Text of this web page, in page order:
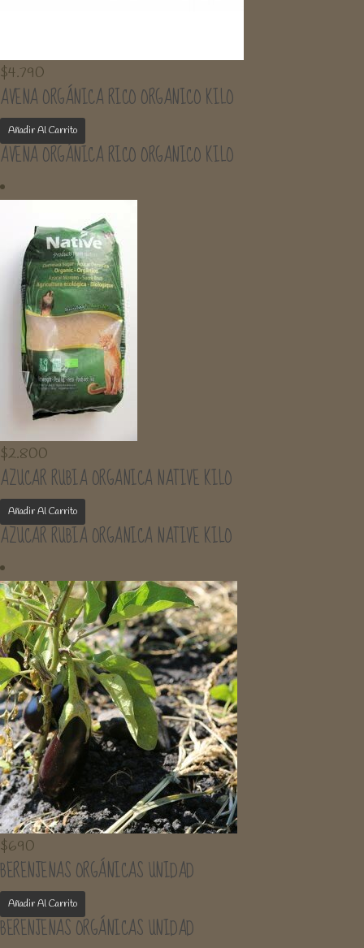
$4.790
AVENA ORGÁNICA RICO ORGANICO KILO
Añadir Al Carrito
AVENA ORGÁNICA RICO ORGANICO KILO
$2.800
AZUCAR RUBIA ORGANICA NATIVE KILO
Añadir Al Carrito
AZUCAR RUBIA ORGANICA NATIVE KILO
$690
BERENJENAS ORGÁNICAS UNIDAD
Añadir Al Carrito
BERENJENAS ORGÁNICAS UNIDAD